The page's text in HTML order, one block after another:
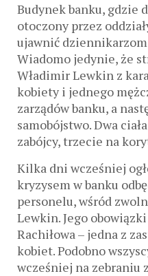
Budynek banku, gdzie
otoczony przez
ujawnić dziennikarzom
Wiadomo jedynie, że
Władimir Lewkin z
kobiety i jednego
zarządów banku, a
samobójstwo. Dwa
zabójcy, trzecie na
Kilka dni wcześniej
kryzysem w banku
personelu, wśród
Lewkin. Jego
Rachiłowa – jedna z
kobiet. Podobno
wcześniej na zebraniu